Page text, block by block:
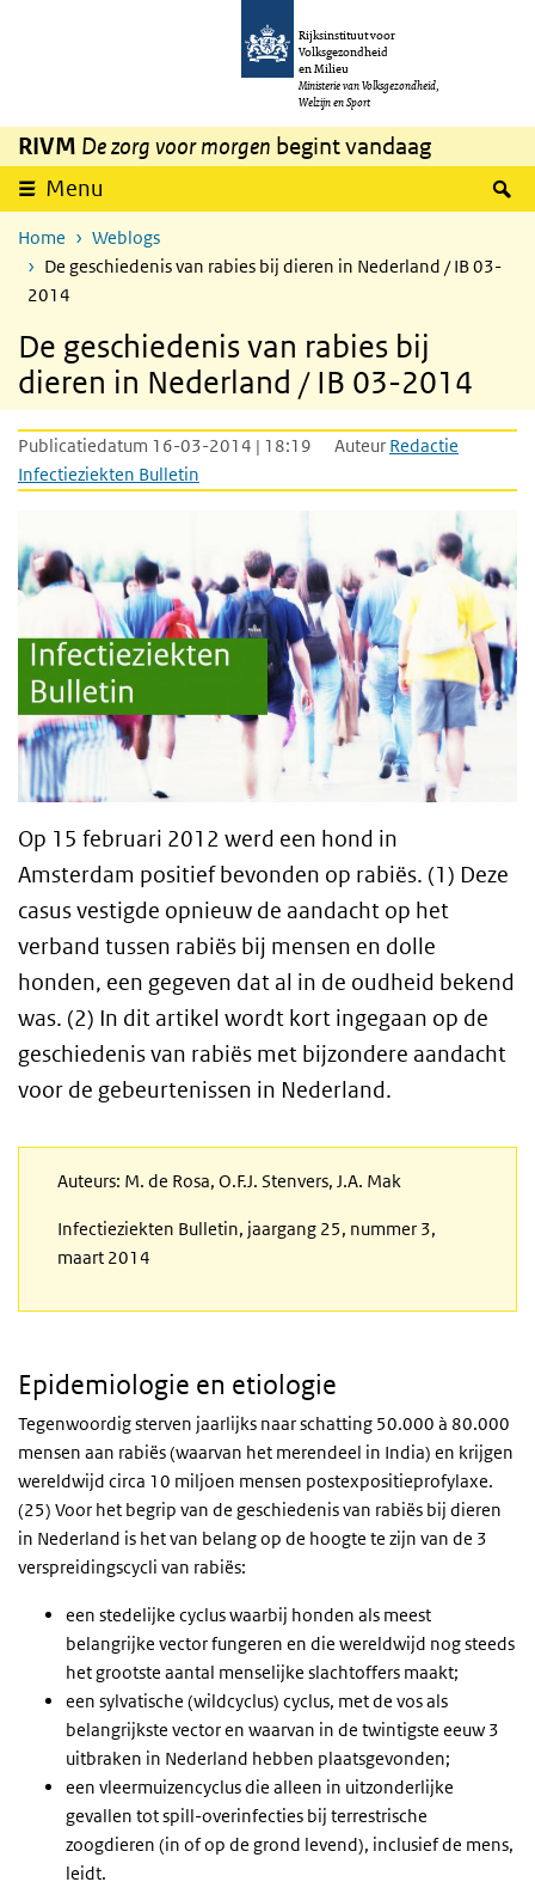
Overslaan en naar de inhoud gaan
Rijksinstituut voor
Volksgezondheid
en Milieu
Ministerie van Volksgezondheid,
Welzijn en Sport
RIVM De zorg voor morgen begint vandaag
Menu
Home
Weblogs
De geschiedenis van rabies bij dieren in Nederland / IB 03-
2014
De geschiedenis van rabies bij
dieren in Nederland / IB 03-2014
Publicatiedatum 16-03-2014 | 18:19 Auteur Redactie
Infectieziekten Bulletin
Op 15 februari 2012 werd een hond in
Amsterdam positief bevonden op rabiës. (1) Deze
casus vestigde opnieuw de aandacht op het
verband tussen rabiës bij mensen en dolle
honden, een gegeven dat al in de oudheid bekend
was. (2) In dit artikel wordt kort ingegaan op de
geschiedenis van rabiës met bijzondere aandacht
voor de gebeurtenissen in Nederland.
Auteurs: M. de Rosa, O.F.J. Stenvers, J.A. Mak
Infectieziekten Bulletin, jaargang 25, nummer 3,
maart 2014
Epidemiologie en etiologie
Tegenwoordig sterven jaarlijks naar schatting 50.000 à 80.000
mensen aan rabiës (waarvan het merendeel in India) en krijgen
wereldwijd circa 10 miljoen mensen postexpositieprofylaxe.
(25) Voor het begrip van de geschiedenis van rabiës bij dieren
in Nederland is het van belang op de hoogte te zijn van de 3
verspreidingscycli van rabiës:
een stedelijke cyclus waarbij honden als meest
belangrijke vector fungeren en die wereldwijd nog steeds
het grootste aantal menselijke slachtoffers maakt;
een sylvatische (wildcyclus) cyclus, met de vos als
belangrijkste vector en waarvan in de twintigste eeuw 3
uitbraken in Nederland hebben plaatsgevonden;
een vleermuizencyclus die alleen in uitzonderlijke
gevallen totspill-overinfecties bij terrestrische
zoogdieren (in of op de grond levend), inclusief de mens,
leidt.